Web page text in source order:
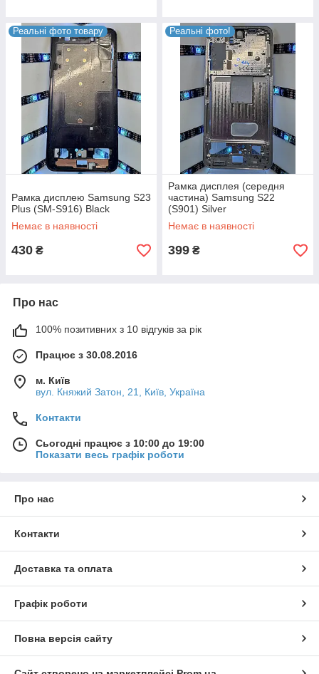
Реальні фото товару
Рамка дисплею Samsung S23
Plus (SM-S916) Black
Немає в наявності
430 ₴
Реальні фото!
Рамка дисплея (середня
частина) Samsung S22
(S901) Silver
Немає в наявності
399 ₴
Про нас
100% позитивних з 10 відгуків за рік
Працює з 30.08.2016
м. Київ
вул. Княжий Затон, 21, Київ, Україна
Контакти
Сьогодні працює з 10:00 до 19:00
Показати весь графік роботи
Про нас
Контакти
Доставка та оплата
Графік роботи
Повна версія сайту